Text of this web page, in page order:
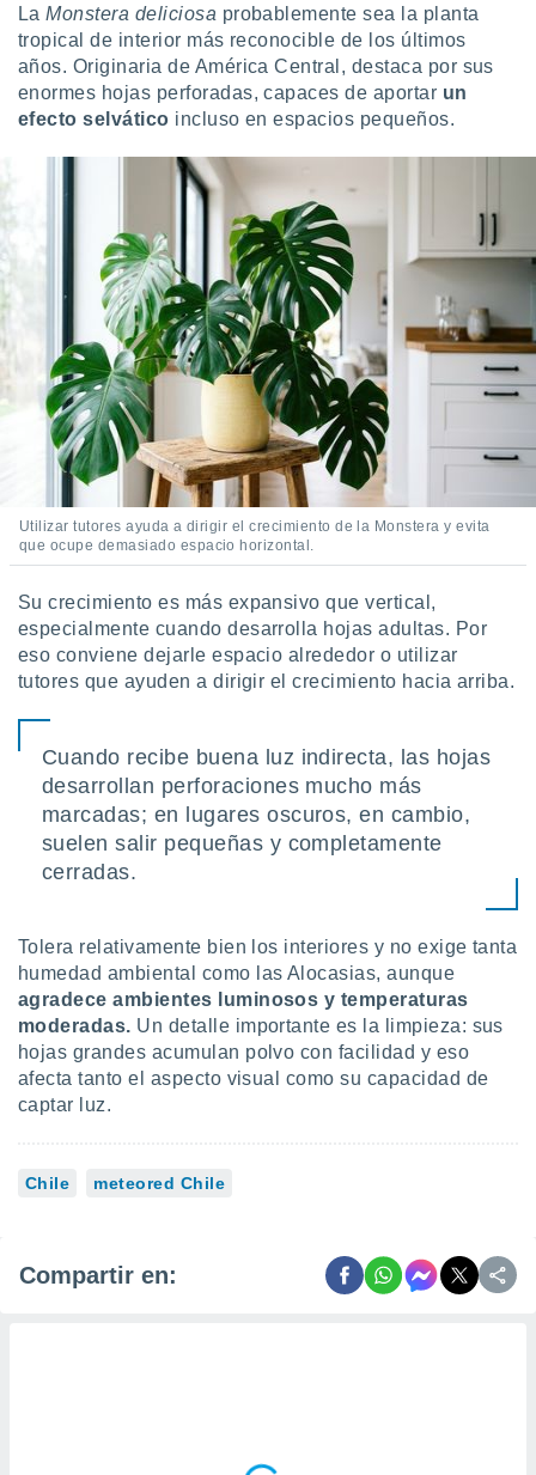
LaMonstera deliciosa probablemente sea la planta
tropical de interior más reconocible de los últimos
años. Originaria de América Central, destaca por sus
enormes hojas perforadas, capaces de aportar un
efecto selvático incluso en espacios pequeños.
Utilizar tutores ayuda a dirigir el crecimiento de la Monstera y evita
que ocupe demasiado espacio horizontal.
Su crecimiento es más expansivo que vertical,
especialmente cuando desarrolla hojas adultas. Por
eso conviene dejarle espacio alrededor o utilizar
tutores que ayuden a dirigir el crecimiento hacia arriba.
Cuando recibe buena luz indirecta, las hojas
desarrollan perforaciones mucho más
marcadas; en lugares oscuros, en cambio,
suelen salir pequeñas y completamente
cerradas.
Tolera relativamente bien los interiores y no exige tanta
humedad ambiental como las Alocasias, aunque
agradece ambientes luminosos y temperaturas
moderadas. Un detalle importante es la limpieza: sus
hojas grandes acumulan polvo con facilidad y eso
afecta tanto el aspecto visual como su capacidad de
captar luz.
Chile meteored Chile
Compartir en: